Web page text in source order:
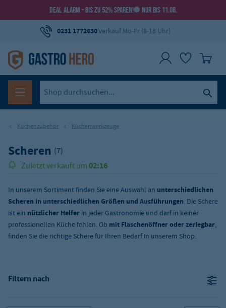
DEAL ALARM - BIS ZU 52% SPAREN! NUR BIS 11.08.
0231 1772630Verkauf Mo-Fr (8-18 Uhr)
Küchenzubehör Küchenwerkzeuge
Scheren (7)
Zuletzt verkauft um 02:16
In unserem Sortiment finden Sie eine Auswahl an unterschiedlichen
Scheren in unterschiedlichen Größen und Ausführungen. Die Schere
ist ein nützlicher Helfer in jeder Gastronomie und darf in keiner
professionellen Küche fehlen. Ob mit Flaschenöffner oder zerlegbar,
finden Sie die richtige Schere für Ihren Bedarf in unserem Shop.
Filtern nach